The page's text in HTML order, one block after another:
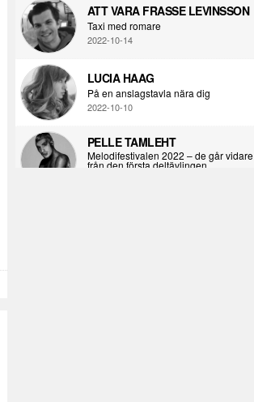
ATT VARA FRASSE LEVINSSON
Taxi med romare
2022-10-14
LUCIA HAAG
På en anslagstavla nära dig
2022-10-10
PELLE TAMLEHT
Melodifestivalen 2022 – de går vidare
från den första deltävlingen